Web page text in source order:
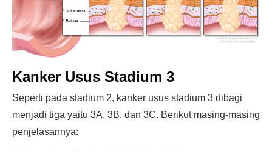
Kanker Usus Stadium 3
Seperti pada stadium 2, kanker usus stadium 3 dibagi
menjadi tiga yaitu 3A, 3B, dan 3C. Berikut masing-masing
penjelasannya: